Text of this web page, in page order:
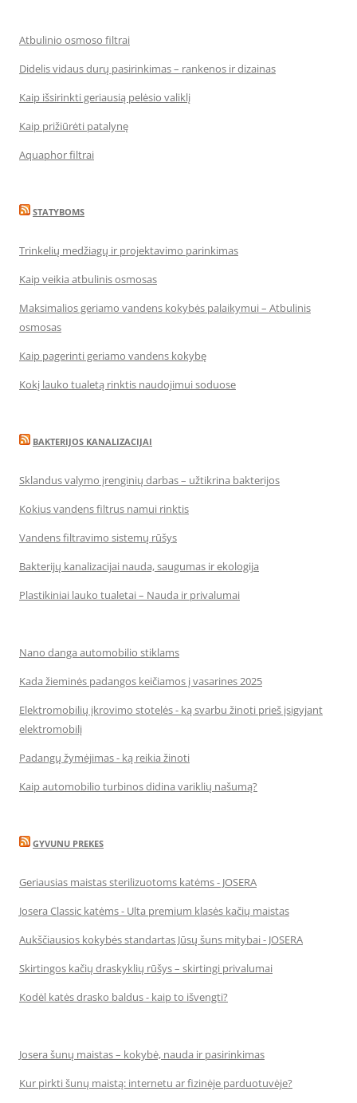
Atbulinio osmoso filtrai
Didelis vidaus durų pasirinkimas – rankenos ir dizainas
Kaip išsirinkti geriausią pelėsio valiklį
Kaip prižiūrėti patalynę
Aquaphor filtrai
STATYBOMS
Trinkelių medžiagų ir projektavimo parinkimas
Kaip veikia atbulinis osmosas
Maksimalios geriamo vandens kokybės palaikymui – Atbulinis
osmosas
Kaip pagerinti geriamo vandens kokybę
Kokį lauko tualetą rinktis naudojimui soduose
BAKTERIJOS KANALIZACIJAI
Sklandus valymo įrenginių darbas – užtikrina bakterijos
Kokius vandens filtrus namui rinktis
Vandens filtravimo sistemų rūšys
Bakterijų kanalizacijai nauda, saugumas ir ekologija
Plastikiniai lauko tualetai – Nauda ir privalumai
Nano danga automobilio stiklams
Kada žieminės padangos keičiamos į vasarines 2025
Elektromobilių įkrovimo stotelės - ką svarbu žinoti prieš įsigyjant
elektromobilį
Padangų žymėjimas - ką reikia žinoti
Kaip automobilio turbinos didina variklių našumą?
GYVUNU PREKES
Geriausias maistas sterilizuotoms katėms - JOSERA
Josera Classic katėms - Ulta premium klasės kačių maistas
Aukščiausios kokybės standartas Jūsų šuns mitybai - JOSERA
Skirtingos kačių draskyklių rūšys – skirtingi privalumai
Kodėl katės drasko baldus - kaip to išvengti?
Josera šunų maistas – kokybė, nauda ir pasirinkimas
Kur pirkti šunų maistą: internetu ar fizinėje parduotuvėje?